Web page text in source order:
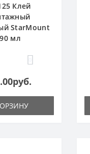
Клей
StarMount
мл